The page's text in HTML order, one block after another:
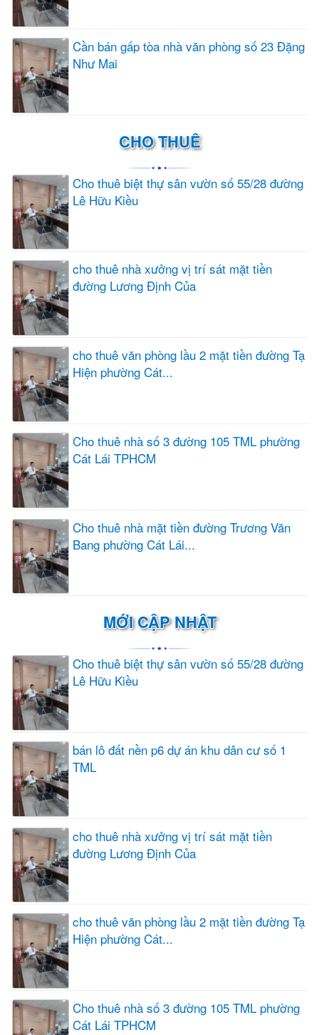
Cần bán gấp tòa nhà văn phòng số 23 Đặng
Như Mai
CHO THUÊ
Cho thuê biệt thự sân vườn số 55/28 đường
Lê Hữu Kiều
cho thuê nhà xưởng vị trí sát mặt tiền
đường Lương Định Của
cho thuê văn phòng lầu 2 mặt tiền đường Tạ
Hiện phường Cát...
Cho thuê nhà số 3 đường 105 TML phường
Cát Lái TPHCM
Cho thuê nhà mặt tiền đường Trương Văn
Bang phường Cát Lái...
MỚI CẬP NHẬT
Cho thuê biệt thự sân vườn số 55/28 đường
Lê Hữu Kiều
bán lô đất nền p6 dự án khu dân cư số 1
TML
cho thuê nhà xưởng vị trí sát mặt tiền
đường Lương Định Của
cho thuê văn phòng lầu 2 mặt tiền đường Tạ
Hiện phường Cát...
Cho thuê nhà số 3 đường 105 TML phường
Cát Lái TPHCM